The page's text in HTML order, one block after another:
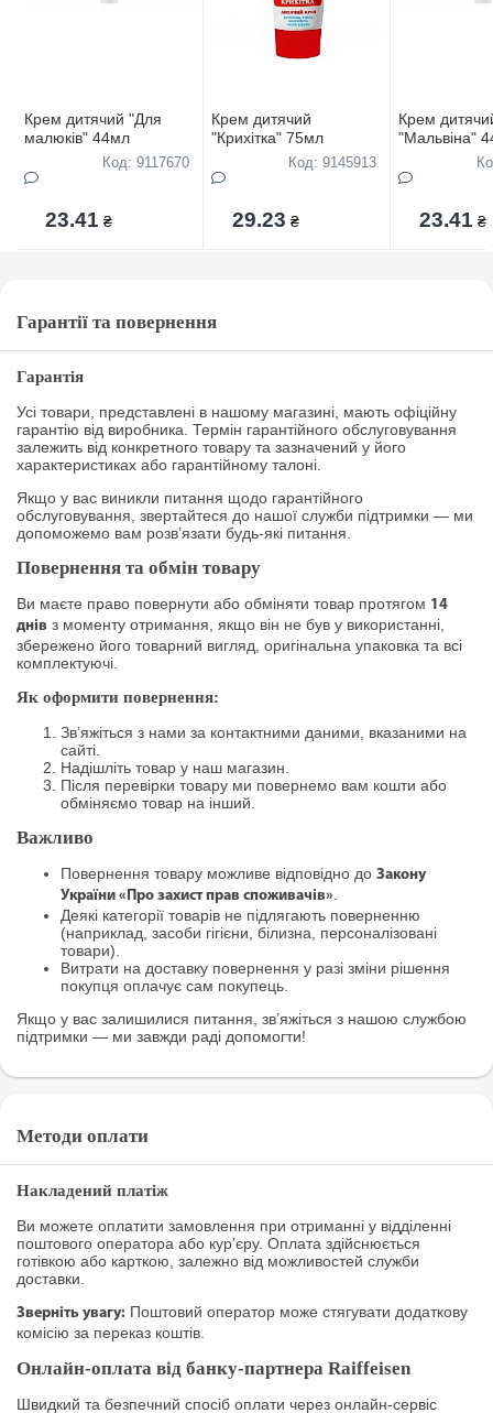
Крем дитячий "Для
малюків" 44мл
Код: 9117670
23.41 ₴
Крем дитячий
"Крихітка" 75мл
Код: 9145913
29.23 ₴
Крем
"Мальвіна"
23.41 ₴
Гарантії та повернення
Гарантія
Усі товари, представлені в нашому магазині, мають офіційну
гарантію від виробника. Термін гарантійного обслуговування
залежить від конкретного товару та зазначений у його
характеристиках або гарантійному талоні.
Якщо у вас виникли питання щодо гарантійного
обслуговування, звертайтеся до нашої служби підтримки — ми
допоможемо вам розв’язати будь-які питання.
Повернення та обмін товару
Ви маєте право повернути або обміняти товар протягом 14
днів з моменту отримання, якщо він не був у використанні,
збережено його товарний вигляд, оригінальна упаковка та всі
комплектуючі.
Як оформити повернення:
Зв’яжіться з нами за контактними даними, вказаними на
сайті.
Надішліть товар у наш магазин.
Після перевірки товару ми повернемо вам кошти або
обміняємо товар на інший.
Важливо
Повернення товару можливе відповідно до Закону
України «Про захист прав споживачів».
Деякі категорії товарів не підлягають поверненню
(наприклад, засоби гігієни, білизна, персоналізовані
товари).
Витрати на доставку повернення у разі зміни рішення
покупця оплачує сам покупець.
Якщо у вас залишилися питання, зв’яжіться з нашою службою
підтримки — ми завжди раді допомогти!
Методи оплати
Накладений платіж
Ви можете оплатити замовлення при отриманні у відділенні
поштового оператора або кур'єру. Оплата здійснюється
готівкою або карткою, залежно від можливостей служби
доставки.
Зверніть увагу: Поштовий оператор може стягувати додаткову
комісію за переказ коштів.
Онлайн-оплата від банку-партнера Raiffeisen
Швидкий та безпечний спосіб оплати через онлайн-сервіс